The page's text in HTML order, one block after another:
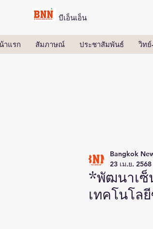
บีเอ็นเอ็น
าแรก สัมภาษณ์ ประชาสัมพันธ์ วิทย์
*พัฒนาเซ็
เทคโนโล
Bangkok
23 เม.ย. 2568